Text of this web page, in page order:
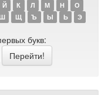
Й К Л М Н
О
Щ Ъ Ы Ь
Э
букв: